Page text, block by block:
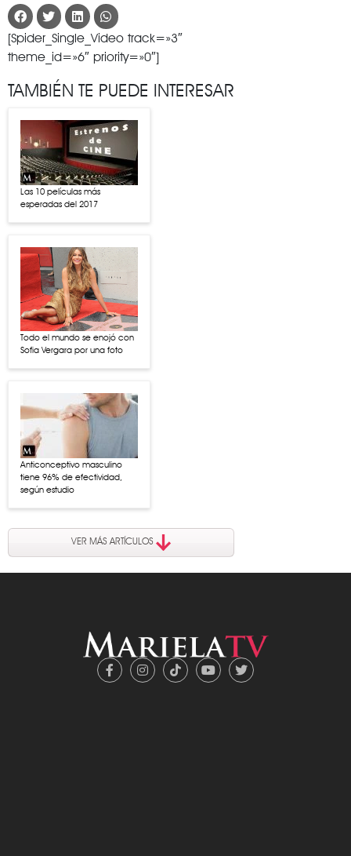
[Spider_Single_Video track=»3″
theme_id=»6″ priority=»0″]
TAMBIÉN TE PUEDE INTERESAR
Las 10 películas más
esperadas del 2017
Todo el mundo se enojó con
Sofia Vergara por una foto
Anticonceptivo masculino
tiene 96% de efectividad,
según estudio
VER MÁS ARTÍCULOS